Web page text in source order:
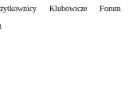
Klubowicze Forum